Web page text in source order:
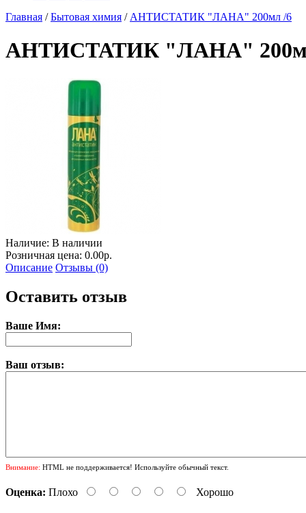
Главная /Бытовая химия / АНТИСТАТИК "ЛАНА" 200мл /6
АНТИСТАТИК "ЛАНА"
Наличие: В наличии
Розничная цена: 0.00р.
Описание Отзывы (0)
Оставить отзыв
Ваше Имя:
Ваш отзыв:
Внимание: HTML не поддерживается! Используйте обычный текст.
Оценка: Плохо Хорошо